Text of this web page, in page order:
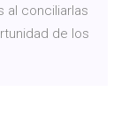
al conciliarlas
de los